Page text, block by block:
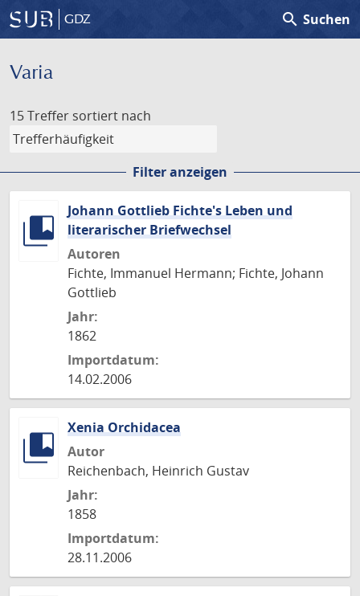
GDZ search Suchen
Varia
15 Treffer sortiert nach
Filter anzeigen
Johann Gottlieb Fichte's Leben und
literarischer Briefwechsel
Autoren
Fichte, Immanuel Hermann; Fichte, Johann
Gottlieb
Jahr:
1862
Importdatum:
14.02.2006
Xenia Orchidacea
Autor
Reichenbach, Heinrich Gustav
Jahr:
1858
Importdatum:
28.11.2006